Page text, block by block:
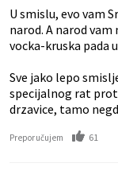
U smislu, evo vam
narod. A narod
vocka-kruska pada
Sve jako lepo
specijalnog rat
drzavice, tamo
Preporučujem 61